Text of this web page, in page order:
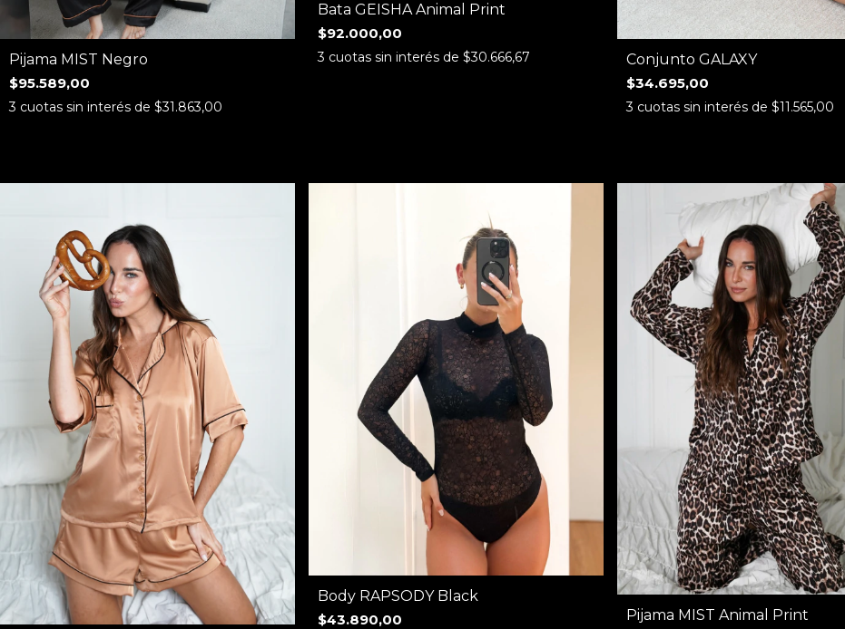
Pijama MIST Negro
$95.589,00
3 cuotas sin interés de $31.863,00
Bata GEISHA Animal Print
$92.000,00
3 cuotas sin interés de $30.666,67
Conjunto GALAXY
$34.695,00
3 cuotas sin interés de $11.565,00
Body RAPSODY Black
$43.890,00
Pijama MIST Animal Print